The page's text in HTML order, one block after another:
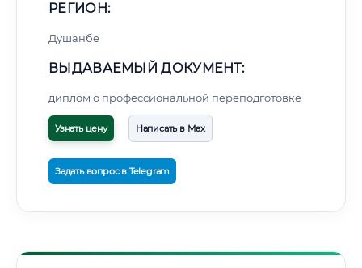
РЕГИОН:
Душанбе
ВЫДАВАЕМЫЙ ДОКУМЕНТ:
диплом о профессиональной переподготовке
Узнать цену Написать в Max
Задать вопрос в Telegram